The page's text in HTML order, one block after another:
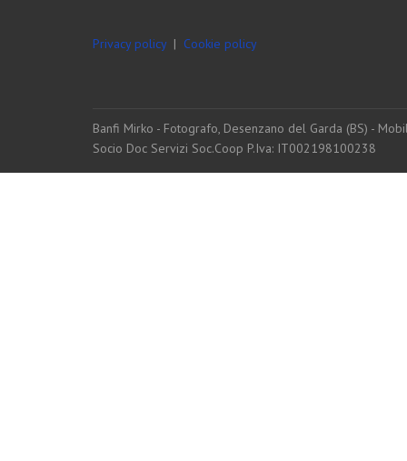
Privacy policy| Cookie policy
Banfi Mirko - Fotografo, Desenzano del Garda (BS) -
Socio Doc Servizi Soc.Coop P.Iva: IT002198100238